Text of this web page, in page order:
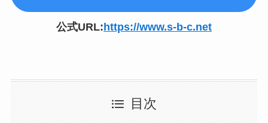
公式URL:https://www.s-b-c.net
目次